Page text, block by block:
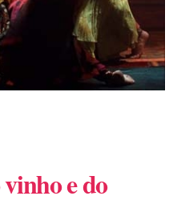
e do